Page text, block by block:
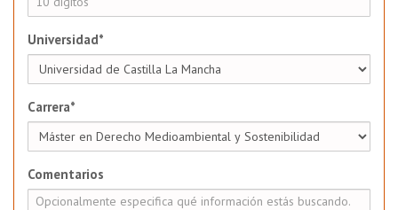
Universidad*
Carrera*
Comentarios